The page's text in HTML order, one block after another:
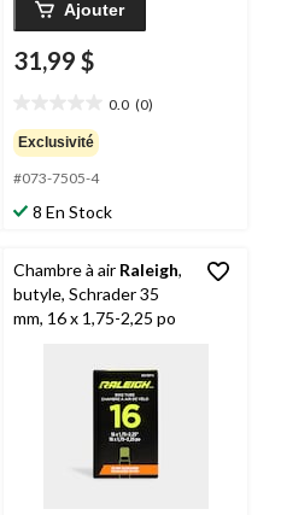
Ajouter
31,99 $
0.0 (0)
étoile(s)
sur
5.
Exclusivité
#073-7505-4
8 En Stock
Chambre à air Raleigh,
butyle, Schrader 35
mm, 16 x 1,75-2,25 po